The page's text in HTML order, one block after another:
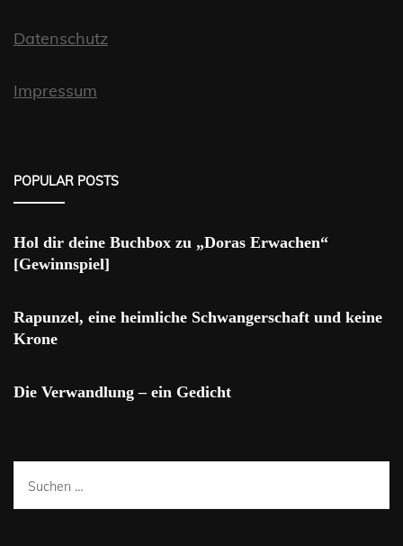
Datenschutz
Impressum
POPULAR POSTS
Hol dir deine Buchbox zu „Doras Erwachen“
[Gewinnspiel]
Rapunzel, eine heimliche Schwangerschaft und keine
Krone
Die Verwandlung – ein Gedicht
Suchen
nach: